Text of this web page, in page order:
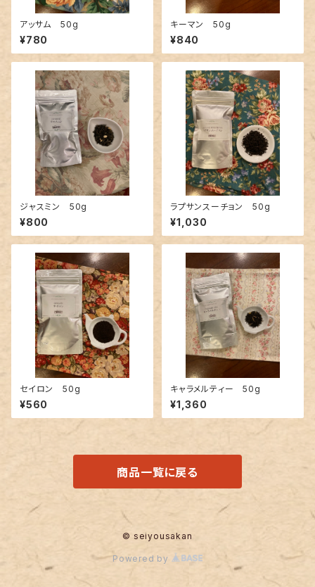
アッサム 50g
¥780
キーマン 50g
¥840
ジャスミン 50g
¥800
ラプサンスーチョン 50g
¥1,030
セイロン 50g
¥560
キャラメルティー 50g
¥1,360
商品一覧に戻る
© seiyousakan
Powered by